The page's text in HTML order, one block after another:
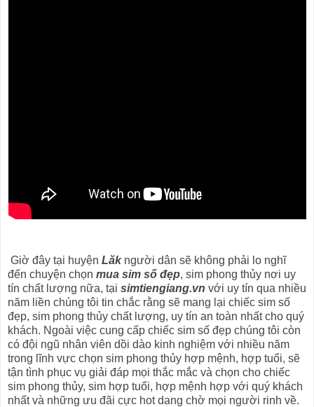
Giờ đây tại huyện Lăk người dân sẽ không phải lo nghĩ
đến chuyện chọn mua sim số đẹp, sim phong thủy nơi uy
tín chất lượng nữa, tại simtiengiang.vn với uy tín qua nhiều
năm liền chúng tôi tin chắc rằng sẽ mang lại chiếc sim số
đẹp, sim phong thủy chất lượng, uy tín an toàn nhất cho quý
khách. Ngoài việc cung cấp chiếc sim số đẹp chúng tôi còn
có đội ngũ nhân viên dồi dào kinh nghiệm với nhiều năm
trong lĩnh vực chọn sim phong thủy hợp mệnh, hợp tuổi, sẽ
tận tình phục vụ giải đáp mọi thắc mắc và chọn cho chiếc
sim phong thủy, sim hợp tuổi, hợp mệnh hợp với quý khách
nhất và những ưu đãi cực hot dang chờ mọi người rinh về.